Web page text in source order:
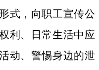
式，向职工宣传公
利、日常生活中应
动、警惕身边的泄